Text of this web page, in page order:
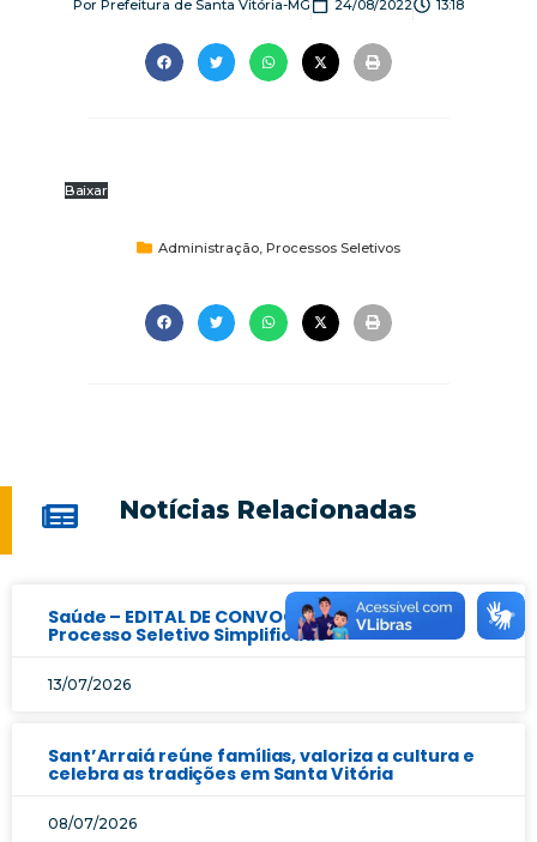
Por Prefeitura de Santa Vitória-MG 24/08/2022 13:18
Baixar
Administração Processos Seletivos
Notícias Relacionadas
Saúde – EDITAL DE CONVOCAÇÃO Nº 17/2025 –
Processo Seletivo Simplificado
13/07/2026
Sant’Arraiá reúne famílias, valoriza a cultura e
celebra as tradições em Santa Vitória
08/07/2026